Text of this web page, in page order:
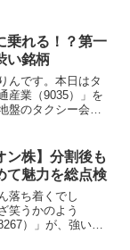
乗れる！？第一
い銘柄
んです。本日はタ
産業（9035）」を
盤のタクシー会社
シー・バス・不動
...
ン株】分割後も
て魅力を総点検
落ち着くでし
笑うかのよう
）」が、強い。